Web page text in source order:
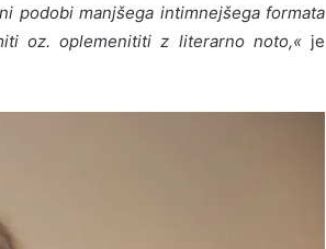
podobi manjšega intimnejšega formata
oz. oplemenititi z literarno noto,«je